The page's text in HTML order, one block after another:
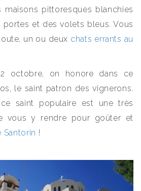
maisons pittoresques blanchies
portes et des volets bleus. Vous
un ou deux chats errants au
octobre, on honore dans ce
le saint patron des vignerons.
saint populaire est une très
vous y rendre pour goûter et
Santorin !